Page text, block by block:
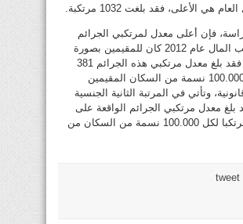
هي الأعلى، فقد بلغت 1032 مرتكبة.
فإن أعلى معدل لمرتكبي الجرائم
الواقعة بسبب المال عام 2012 كان للمقيمين بصورة
غير قانونية، فقد بلغ معدل مرتكبي هذه الجرائم 381
مرتكبا لكل 100.000 نسمة من السكان المقيمين
وتأتي في المرتبة الثانية الجنسية
بلغ معدل مرتكبي الجرائم الواقعة على
المال 377 مرتكبا لكل 100.000 نسمة من السكان من
tweet